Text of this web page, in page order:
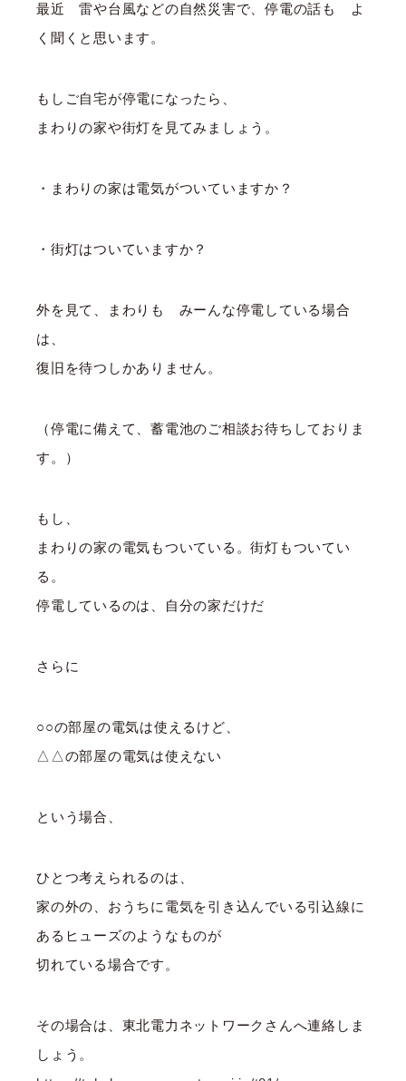
最近 雷や台風などの自然災害で、停電の話も よ
く聞くと思います。
もしご自宅が停電になったら、
まわりの家や街灯を見てみましょう。
・まわりの家は電気がついていますか？
・街灯はついていますか？
外を見て、まわりも みーんな停電している場合
は、
復旧を待つしかありません。
（停電に備えて、蓄電池のご相談お待ちしておりま
す。）
もし、
まわりの家の電気もついている。街灯もついてい
る。
停電しているのは、自分の家だけだ
さらに
○○の部屋の電気は使えるけど、
△△の部屋の電気は使えない
という場合、
ひとつ考えられるのは、
家の外の、おうちに電気を引き込んでいる引込線に
あるヒューズのようなものが
切れている場合です。
その場合は、東北電力ネットワークさんへ連絡しま
しょう。